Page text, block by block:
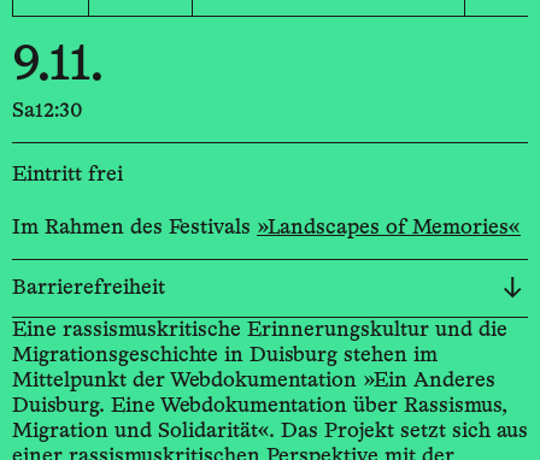
9.11.
Sa12:30
Eintritt frei
Im Rahmen des Festivals »Landscapes of Memories«
Barrierefreiheit
Eine rassismuskritische Erinnerungskultur und die
Migrations­geschichte in Duisburg stehen im
Mittelpunkt der Web­dokumentation »Ein Anderes
Duisburg. Eine Web­dokumentation über Rassismus,
Migration und Solidarität«. Das Projekt setzt sich aus